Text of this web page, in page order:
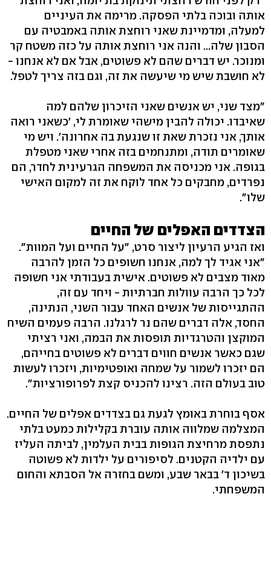
אותה ובוכה בלתי הפסקה. מרימה את העיניים
למעלה, ומדמיינת שאני רוחצת אותה באמבטיה עם
הסבון שלה... והנה אני רוחצת אותה על כזה משטח קר
ומנוכר. יש דברים שהם לא פשוטים, אבל אם לא אנחנו -
לא חושבת שיש מי שיעשה את זה, וגם בזה צריך לטפל.
"מצד שני, יש אנשים שאני הזיכרון שלהם למה
שאיבדו. יכולה להבין מישהי שאומרת לי, 'כשאני רואה
אותך, אני נזכרת שאת זו שנגעת בה אחרונה'. ויש מי
שאומרים תודה, ומתנחמים בזה אחרי שאני מטפלת
בגופה. אני מכניסה את המשפחה הגרעינית לחדר, הם
נפרדים, מחבקים כל אחד לוקח את זה למקום האישי
שלו".
הצדדים האפלים של החיים
ואז הגיע הרעיון ליצור סרט, "על החיים ועל המוות".
"אני אגיד לך למה, אנחנו חשופים כל הזמן להרבה
מאוד מצבים לא פשוטים. אישית בעבודתי אני חשופה
לכל כך הרבה עוולות חברתיות - ויחד עם זה,
ההתגייסות של אנשים האחד עבור השני, הנתינה,
החסד, אלה דברים שהם נר לרגלנו. הרבה פעמים השיח
המוקצן והטרגדיות תופסות את הבמה, ואני רציתי
שגם כאשר אנשים חווים דברים לא פשוטים בחייהם,
הם יזכרו לשמור על שמחה ואופטימיות, ויזכרו לעשות
טוב בעולם הזה. רצינו להכניס קצת לפרופורציות".
אסף בוחרת באומץ לגעת גם בצדדים אפלים של החיים.
המצלמה שמלווה אותה עוברת בקלילות כמעט בלתי
נתפסת מרחיצת הגופות בבית העלמין, לביתה העליז
עם ילדיה הקטנים. לסיפורים על ילדות לא פשוטה
בשיכון ד' בבאר שבע, ומשם בחזרה אל הסבתא והחום
המשפחתי.